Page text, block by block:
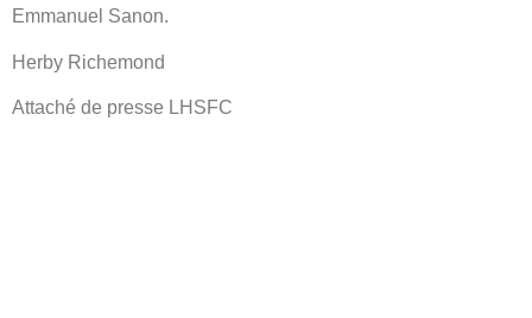
Emmanuel Sanon.
Herby Richemond
Attaché de presse LHSFC